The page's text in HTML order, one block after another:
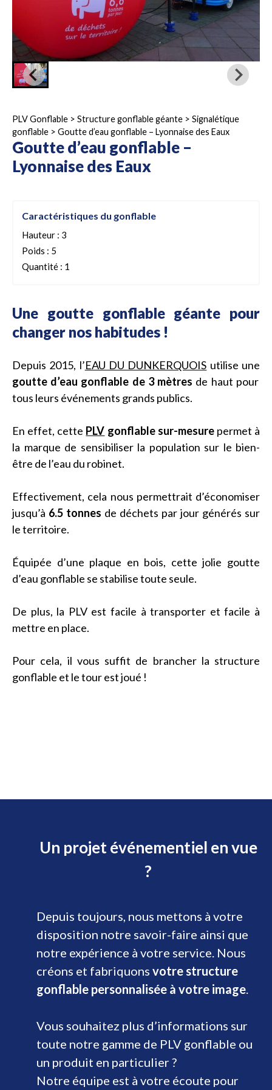
PLV Gonflable > Structure gonflable géante > Signalétique
gonflable > Goutte d’eau gonflable – Lyonnaise des Eaux
Goutte d’eau gonflable –
Lyonnaise des Eaux
Caractéristiques du gonflable
Hauteur : 3
Poids : 5
Quantité : 1
Une goutte gonflable géante pour
changer nos habitudes !
Depuis 2015, l’EAU DU DUNKERQUOIS utilise une
goutte d’eau gonflable de 3 mètres de haut pour
tous leurs événements grands publics.
En effet, cette PLV gonflable sur-mesure permet à
la marque de sensibiliser la population sur le bien-
être de l’eau du robinet.
Effectivement, cela nous permettrait d’économiser
jusqu’à 6.5 tonnes de déchets par jour générés sur
le territoire.
Équipée d’une plaque en bois, cette jolie goutte
d’eau gonflable se stabilise toute seule.
De plus, la PLV est facile à transporter et facile à
mettre en place.
Pour cela, il vous suffit de brancher la structure
gonflable et le tour est joué !
Un projet événementiel en vue
?
Depuis toujours, nous mettons à votre
disposition notre savoir-faire ainsi que
notre expérience à votre service. Nous
créons et fabriquons votre structure
gonflable personnalisée à votre image.
Vous souhaitez plus d’informations sur
toute notre gamme de PLV gonflable ou
un produit en particulier ?
Notre équipe est à votre écoute pour